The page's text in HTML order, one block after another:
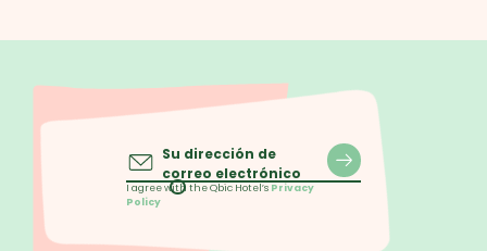
Su dirección de
correo electrónico
I agree with the Qbic Hotel’s Privacy
Policy